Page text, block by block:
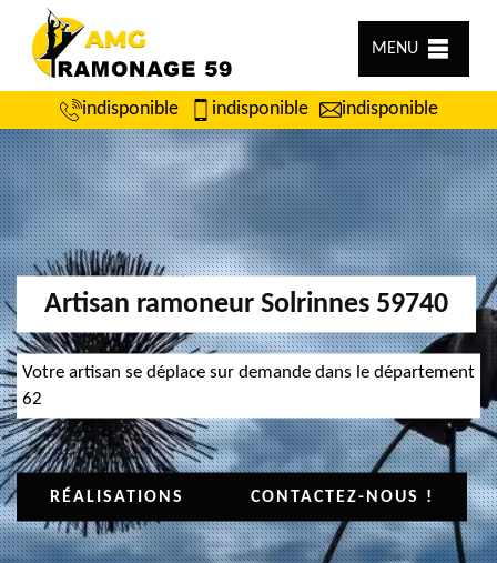
MENU
indisponible indisponible indisponible
Artisan ramoneur Solrinnes 59740
Votre artisan se déplace sur demande dans le département
62
RÉALISATIONS CONTACTEZ-NOUS !